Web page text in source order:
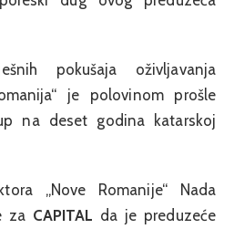
pokušaja oživljavanja
je polovinom prošle
na deset godina katarskoj
„Nove Romanije“ Nada
za CAPITAL da je preduzeće